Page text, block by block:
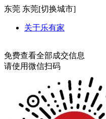
东莞 东莞[切换城市]
关于乐有家
免费查看全部成交信息
请使用微信扫码